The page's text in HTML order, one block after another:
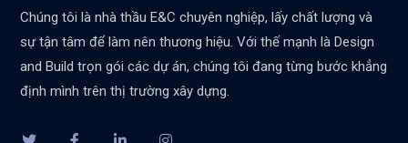
Chúng tôi là nhà thầu E&C chuyên nghiệp, lấy chất lượng và
sự tận tâm để làm nên thương hiệu. Với thế mạnh là Design
and Build trọn gói các dự án, chúng tôi đang từng bước khẳng
định mình trên thị trường xây dựng.